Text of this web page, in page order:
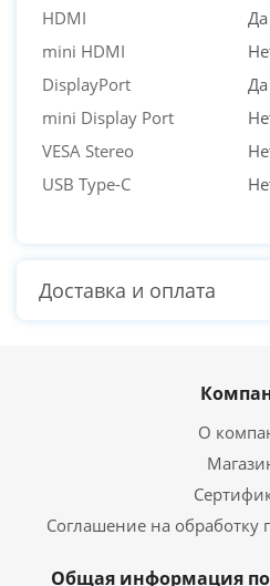
HDMI
mini HDMI
DisplayPort
mini Display Port
VESA Stereo
USB Type-C
Доставка и оплата
О
Соглашение на
Общая информация по